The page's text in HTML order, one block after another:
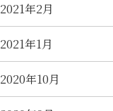
2021年2月
2021年1月
2020年10月